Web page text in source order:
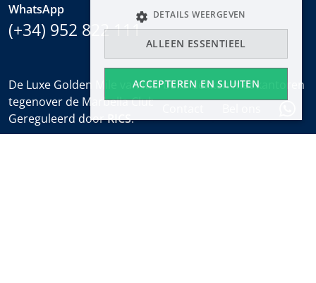
WhatsApp
(+34) 952 822 111
De Luxe Golden Mile van Marbella dekken met kantoren
tegenover de Marbella Club en bij het Puente Romano.
Gereguleerd doorRICS.
ACCEPTEREN EN SLUITEN
ALLEEN ESSENTIEEL
DETAILS WEERGEVEN